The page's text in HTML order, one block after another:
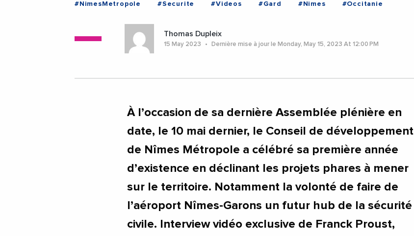
#NimesMetropole
#Securite #Videos #Gard #Nimes #Occitanie
Thomas Dupleix
15 May 2023 Dernière mise à jour le Monday, May 15, 2023 At 12:00 PM
À l’occasion de sa dernière Assemblée plénière en
date, le 10 mai dernier, le Conseil de développement
de Nîmes Métropole a célébré sa première année
d’existence en déclinant les projets phares à mener
sur le territoire. Notamment la volonté de faire de
l’aéroport Nîmes-Garons un futur hub de la sécurité
civile. Interview vidéo exclusive de Franck Proust,